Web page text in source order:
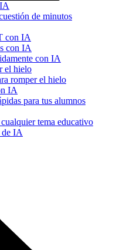
de minutos
con IA
con IA
con IA
el hielo
romper el hielo
IA
para tus alumnos
tema educativo
de IA